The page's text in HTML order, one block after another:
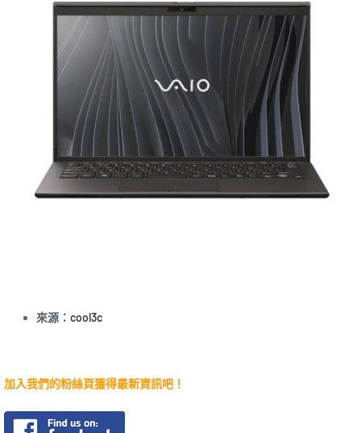
來源： cool3c
加入我們的粉絲頁獲得最新資訊吧！